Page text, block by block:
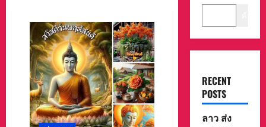
RECENT
POSTS
ลาว ส่ง